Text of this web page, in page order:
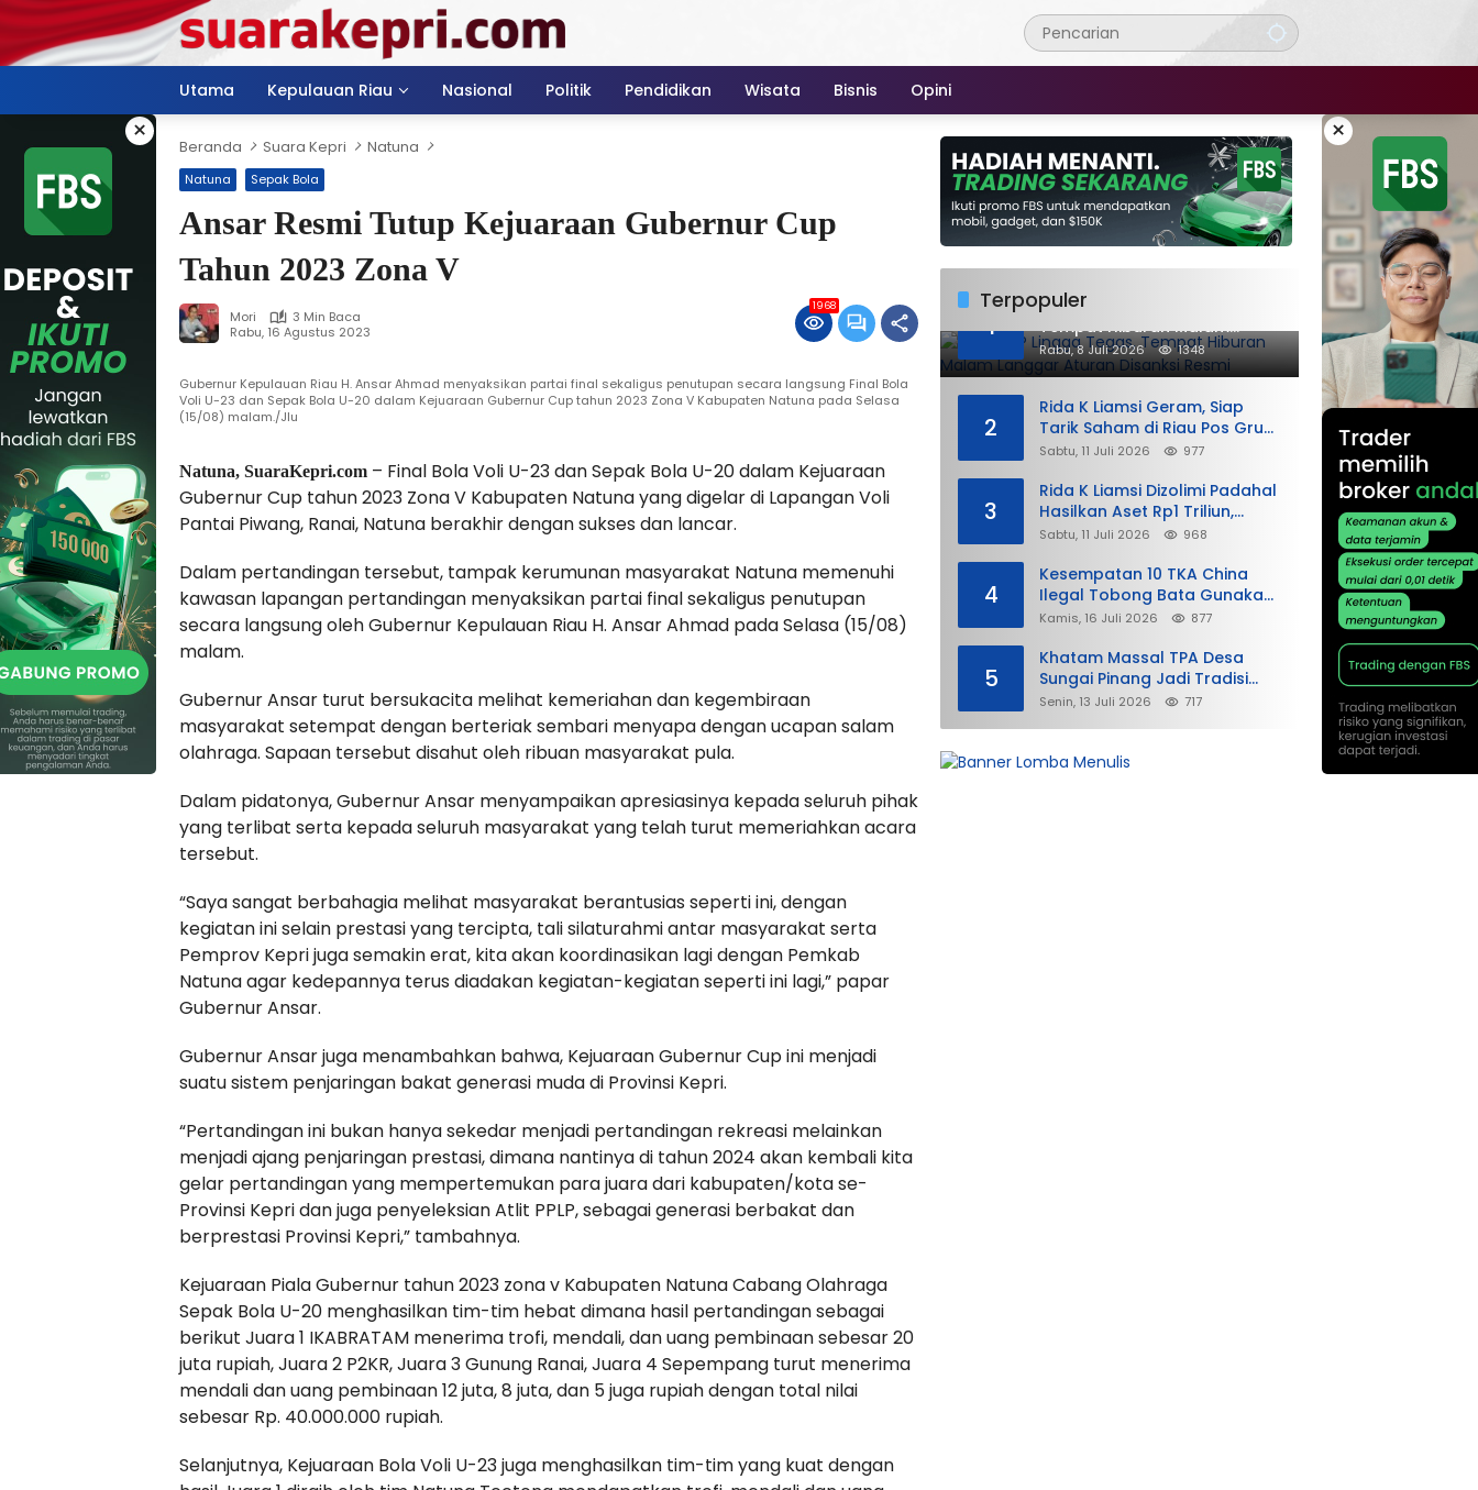
Langsung
konten
Utama
Kepulauan Riau Nasional Politik Pendidikan Wisata Bisnis Opini
× ×
Beranda Suara Kepri Natuna
Natuna Sepak Bola
Ansar Resmi Tutup Kejuaraan Gubernur Cup
Tahun 2023 Zona V
Mori
3 Min Baca
Rabu, 16 Agustus 2023
1968
Gubernur Kepulauan Riau H. Ansar Ahmad menyaksikan partai final sekaligus penutupan secara langsung Final Bola
Voli U-23 dan Sepak Bola U-20 dalam Kejuaraan Gubernur Cup tahun 2023 Zona V Kabupaten Natuna pada Selasa
(15/08) malam./Jlu
Natuna, SuaraKepri.com – Final Bola Voli U-23 dan Sepak Bola U-20 dalam Kejuaraan
Gubernur Cup tahun 2023 Zona V Kabupaten Natuna yang digelar di Lapangan Voli
Pantai Piwang, Ranai, Natuna berakhir dengan sukses dan lancar.
Dalam pertandingan tersebut, tampak kerumunan masyarakat Natuna memenuhi
kawasan lapangan pertandingan menyaksikan partai final sekaligus penutupan
secara langsung oleh Gubernur Kepulauan Riau H. Ansar Ahmad pada Selasa (15/08)
malam.
Gubernur Ansar turut bersukacita melihat kemeriahan dan kegembiraan
masyarakat setempat dengan berteriak sembari menyapa dengan ucapan salam
olahraga. Sapaan tersebut disahut oleh ribuan masyarakat pula.
Dalam pidatonya, Gubernur Ansar menyampaikan apresiasinya kepada seluruh pihak
yang terlibat serta kepada seluruh masyarakat yang telah turut memeriahkan acara
tersebut.
“Saya sangat berbahagia melihat masyarakat berantusias seperti ini, dengan
kegiatan ini selain prestasi yang tercipta, tali silaturahmi antar masyarakat serta
Pemprov Kepri juga semakin erat, kita akan koordinasikan lagi dengan Pemkab
Natuna agar kedepannya terus diadakan kegiatan-kegiatan seperti ini lagi,” papar
Gubernur Ansar.
Gubernur Ansar juga menambahkan bahwa, Kejuaraan Gubernur Cup ini menjadi
suatu sistem penjaringan bakat generasi muda di Provinsi Kepri.
“Pertandingan ini bukan hanya sekedar menjadi pertandingan rekreasi melainkan
menjadi ajang penjaringan prestasi, dimana nantinya di tahun 2024 akan kembali kita
gelar pertandingan yang mempertemukan para juara dari kabupaten/kota se-
Provinsi Kepri dan juga penyeleksian Atlit PPLP, sebagai generasi berbakat dan
berprestasi Provinsi Kepri,” tambahnya.
Kejuaraan Piala Gubernur tahun 2023 zona v Kabupaten Natuna Cabang Olahraga
Sepak Bola U-20 menghasilkan tim-tim hebat dimana hasil pertandingan sebagai
berikut Juara 1 IKABRATAM menerima trofi, mendali, dan uang pembinaan sebesar 20
juta rupiah, Juara 2 P2KR, Juara 3 Gunung Ranai, Juara 4 Sepempang turut menerima
mendali dan uang pembinaan 12 juta, 8 juta, dan 5 juga rupiah dengan total nilai
sebesar Rp. 40.000.000 rupiah.
Selanjutnya, Kejuaraan Bola Voli U-23 juga menghasilkan tim-tim yang kuat dengan
Terpopuler
1
DPMPTSP Lingga Tegas,
Tempat Hiburan Malam
Langgar Aturan Disanksi
Resmi
Rabu, 8 Juli 2026 1348
2
Rida K Liamsi Geram, Siap
Tarik Saham di Riau Pos Grup:
“Air Susu Dibalas Air Tuba”
Sabtu, 11 Juli 2026 977
3
Rida K Liamsi Dizolimi Padahal
Hasilkan Aset Rp1 Triliun,
Dahlan Iskan Siap Membela
Sabtu, 11 Juli 2026 968
4
Kesempatan 10 TKA China
Ilegal Tobong Bata Gunakan
Visa Kunjungan dan Sikap
Kamis, 16 Juli 2026 877
5
Khatam Massal TPA Desa
Sungai Pinang Jadi Tradisi
Tahunan, Wujudkan Generasi
Senin, 13 Juli 2026 717